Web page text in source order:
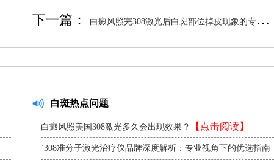
下一篇：
白癜风照完308激光后白斑部位掉皮现象的专业解
白斑热点问题
白癜风照美国308激光多久会出现效果？ 【点击阅读】
`308准分子激光治疗仪品牌深度解析：专业视角下的优选指南